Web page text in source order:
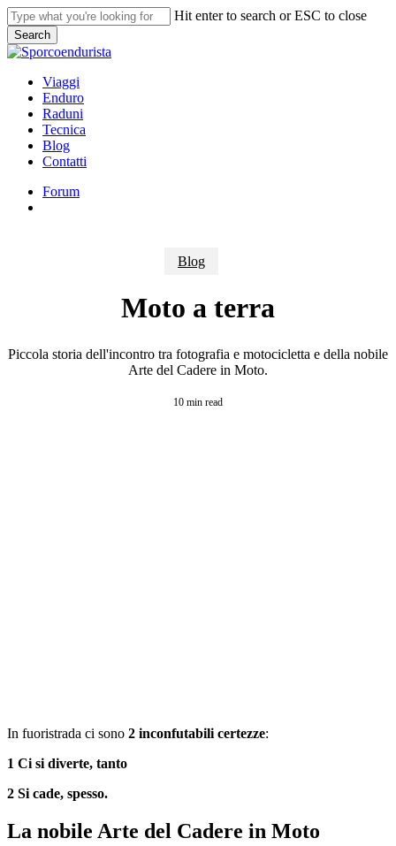
Skip
to
main
content
Hit enter to search or ESC to close
Search
Close
search
Menu
Viaggi
Enduro
Raduni
Tecnica
Blog
Contatti
Forum
Blog
Moto a terra
Piccola storia dell'incontro tra fotografia e motocicletta e della nobile
Arte del Cadere in Moto.
10 min read
In fuoristrada ci sono 2 inconfutabili certezze:
1 Ci si diverte, tanto
2 Si cade, spesso.
La nobile Arte del Cadere in Moto